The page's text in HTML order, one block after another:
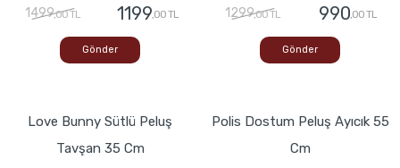
1499,00 TL 1199,00 TL
Gönder
1299,00 TL 990,00 TL
Gönder
Love Bunny Sütlü Peluş
Tavşan 35 Cm
Polis Dostum Peluş Ayıcık 55
Cm